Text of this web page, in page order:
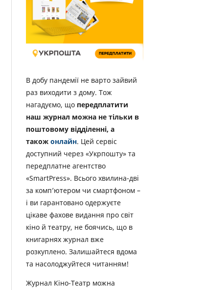
В добу пандемії не варто зайвий
раз виходити з дому. Тож
нагадуємо, що передплатити
наш журнал можна не тільки в
поштовому відділенні, а
також онлайн. Цей сервіс
доступний через «Укрпошту» та
передплатне агентство
«SmartPress». Всього хвилина-дві
за комп’ютером чи смартфоном –
і ви гарантовано одержуєте
цікаве фахове видання про світ
кіно й театру, не боячись, що в
книгарнях журнал вже
розкуплено. Залишайтеся вдома
та насолоджуйтеся читанням!
Журнал Кіно-Театр можна